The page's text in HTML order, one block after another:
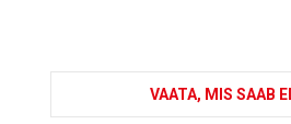
VAATA, MIS SAAB